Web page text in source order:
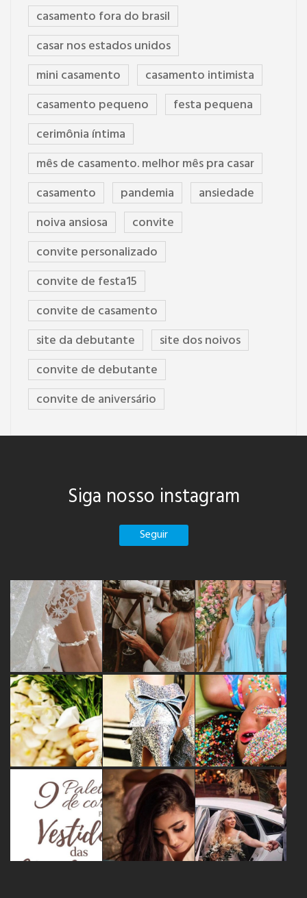
casamento fora do brasil
casar nos estados unidos
mini casamento
casamento intimista
casamento pequeno
festa pequena
cerimônia íntima
mês de casamento. melhor mês pra casar
casamento
pandemia
ansiedade
noiva ansiosa
convite
convite personalizado
convite de festa15
convite de casamento
site da debutante
site dos noivos
convite de debutante
convite de aniversário
Siga nosso instagram
Seguir